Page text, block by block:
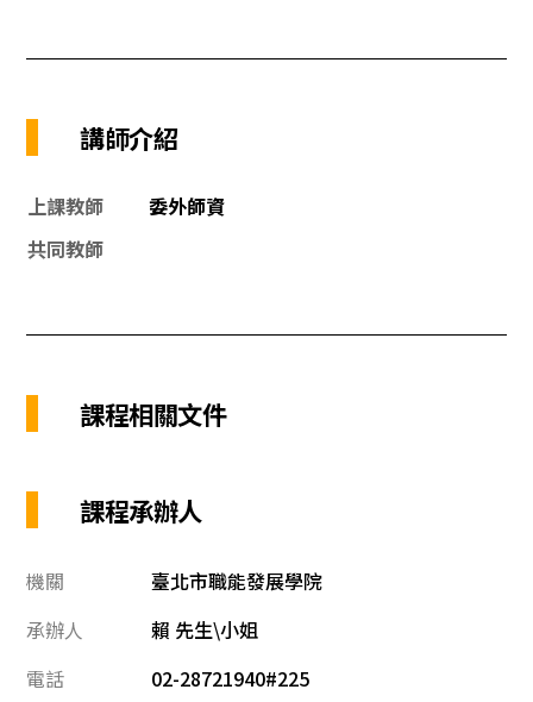
講師介紹
上課教師
委外師資
共同教師
課程相關文件
課程承辦人
機關
臺北市職能發展學院
承辦人
賴 先生\小姐
電話
02-28721940#225